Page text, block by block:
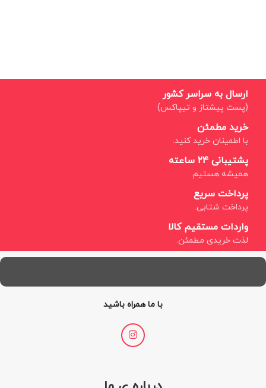
ارسال به سراسر کشور
(پست پیشتاز و تیپاکس)
خرید مطمئن
با اطمینان خرید کنید.
پشتیبانی 24 ساعته
همیشه هستیم.
پرداخت سریع
پرداخت شتابی.
واردات مستقیم کالا
لذت خریدی مطمئن.
با ما همراه باشید